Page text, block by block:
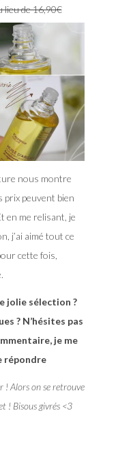
lieu de 16,90€
nous montre
prix peuvent bien
en me relisant, je
j’ai aimé tout ce
cette fois,
jolie sélection ?
? N’hésites pas
je me
répondre
! Alors on se retrouve
! Bisous givrés <3